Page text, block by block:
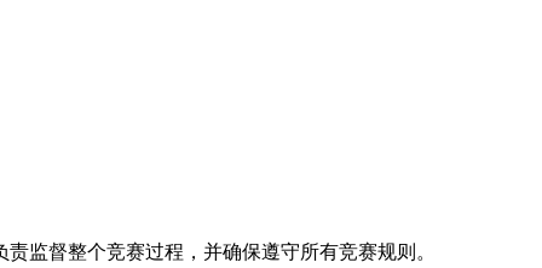
监督整个竞赛过程，并确保遵守所有竞赛规则。